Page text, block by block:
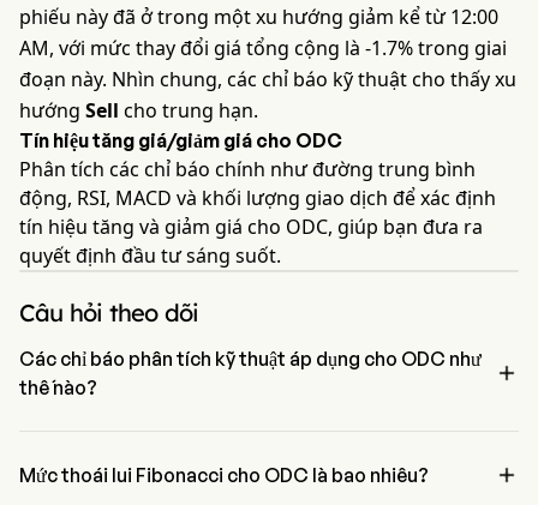
phiếu này đã ở trong một xu hướng giảm kể từ 12:00
AM, với mức thay đổi giá tổng cộng là -1.7% trong giai
đoạn này. Nhìn chung, các chỉ báo kỹ thuật cho thấy xu
hướng Sell cho trung hạn.
Tín hiệu tăng giá/giảm giá cho ODC
Phân tích các chỉ báo chính như đường trung bình
động, RSI, MACD và khối lượng giao dịch để xác định
tín hiệu tăng và giảm giá cho ODC, giúp bạn đưa ra
quyết định đầu tư sáng suốt.
Câu hỏi theo dõi
Các chỉ báo phân tích kỹ thuật áp dụng cho ODC như
thế nào?

tín hiệu trung tính và 4 tín hiệu bán.
Mức thoái lui Fibonacci cho ODC là bao nhiêu? 